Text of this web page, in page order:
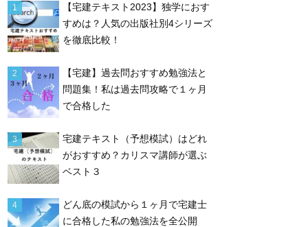
【宅建テキスト2023】独学におす
すめは？人気の出版社別4シリーズ
を徹底比較！
【宅建】過去問おすすめ勉強法と
問題集！私は過去問攻略で１ヶ月
で合格した
宅建テキスト（予想模試）はどれ
がおすすめ？カリスマ講師が選ぶ
ベスト３
どん底の模試から１ヶ月で宅建士
に合格した私の勉強法を全公開